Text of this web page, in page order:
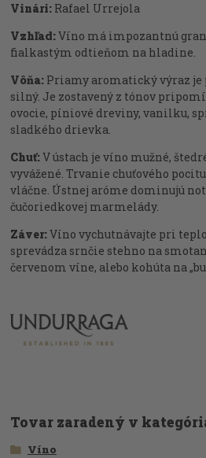
Vinári: Rafael Urrejola
Vzhľad:Víno má impozantnú
fialkastým odtieňom na hladine.
Vôňa: Priamy aromatický výraz
silný. Je zostavený z tónov
ovocie, píniové dreviny, vanilku,
sladkého drievka.
Chuť:V ústach je víno mužné,
vyvážené. Trvanie chuťového
vláčne. Ústnej aróme dominujú
čučoriedkovej marmelády.
Záver:Víno vychutnávajte pri
sprevádza srnčie stehno na
červenom víne, alebo kohúta na
Tovar zaradený v
Víno